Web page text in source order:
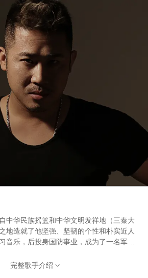
中华民族摇篮和中华文明发祥地（三秦大
地造就了他坚强、坚韧的个性和朴实近人
音乐，后投身国防事业，成为了一名军
这座城市，带着军人的那份执着和坚强，
完整歌手介绍